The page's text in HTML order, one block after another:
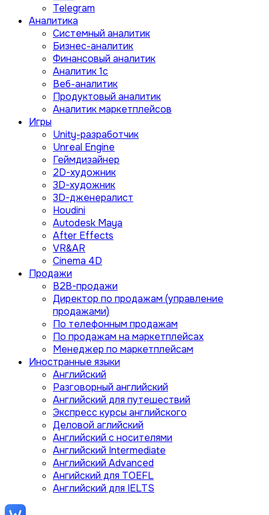
Telegram
Аналитика
Системный аналитик
Бизнес-аналитик
Финансовый аналитик
Aналитик 1с
Веб-аналитик
Продуктовый аналитик
Аналитик маркетплейсов
Игры
Unity-разработчик
Unreal Engine
Геймдизайнер
2D-художник
3D-художник
3D-дженералист
Houdini
Autodesk Maya
After Effects
VR&AR
Cinema 4D
Продажи
B2B-продажи
Директор по продажам (управление
продажами)
По телефонным продажам
По продажам на маркетплейсах
Менеджер по маркетплейсам
Иностранные языки
Английский
Разговорный английский
Английский для путешествий
Экспресс курсы английского
Деловой аглийский
Английский с носителями
Английский Intermediate
Английский Advanced
Ангийский для TOEFL
Английский для IELTS